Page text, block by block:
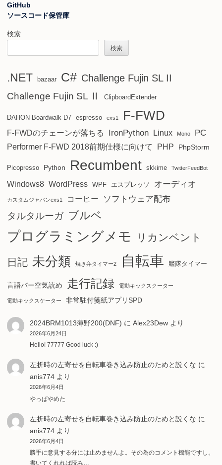
GitHub
ソースコード保管庫
検索
検索
.NET bazaar C# Challenge Fujin SL II
Challenge Fujin SL Ⅱ ClipboardExtender
DAHON Boardwalk D7 espresso exs1 F-FWD
F-FWDのチェーンが落ちる IronPython Linux Mono PC
Performer F-FWD 2018前期仕様に向けて PHP PhpStorm
Picopresso Python Recumbent skkime TwitterFeedBot
Windows8 WordPress WPF エスプレッソ オーディオ
カスタムジャパンexs1 コーヒー ソフトウェア配布
タルタルーガ ブルベ
プログラミングメモ リカンベント
日記 未分類 焼き弁タイマー2 自転車 艦隊タイマー
言語バー空気読め 走行記録 電動キックスクーター
電動キックスケーター 非常駐付箋紙アプリSPD
2024BRM1013薄野200(DNF) に Alex23Dewより
2026年6月24日
Hello! 77777 Good luck :)
左折時の左寄せを自転車巻き込み防止のためと説くな に
anis774より
2026年6月4日
やっぱやめた
左折時の左寄せを自転車巻き込み防止のためと説くな に
anis774より
2026年6月4日
勝手に意見する分には止めませんよ。その為のコメント機能ですし。
書いてくれれば読み…